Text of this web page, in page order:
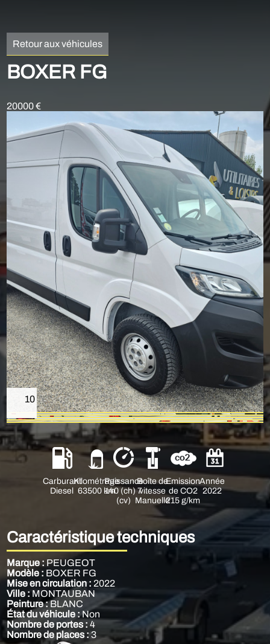
Retour aux véhicules
BOXER FG
20000 €
10
Carburant
Diesel
Kilométrage
63500 km
Puissance
140 (ch) 7
(cv)
Boîte de
vitesse
Manuelle
Emission
de CO2
215 g/km
Année
2022
Caractéristique techniques
Marque : PEUGEOT
Modèle : BOXER FG
Mise en circulation : 2022
Ville : MONTAUBAN
Peinture :BLANC
État du véhicule :Non
Nombre de portes : 4
Nombre de places :3